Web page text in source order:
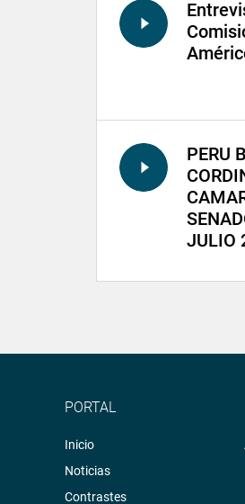
PERU
JULIO
PORTAL
Inicio
Noticias
Contrastes